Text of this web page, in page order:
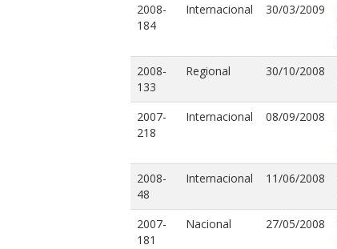
2008-
184
Internacional 30/03/2009
2008-
133
Regional 30/10/2008
2007-
218
Internacional 08/09/2008
2008-
48
Internacional 11/06/2008
2007-
181
Nacional 27/05/2008